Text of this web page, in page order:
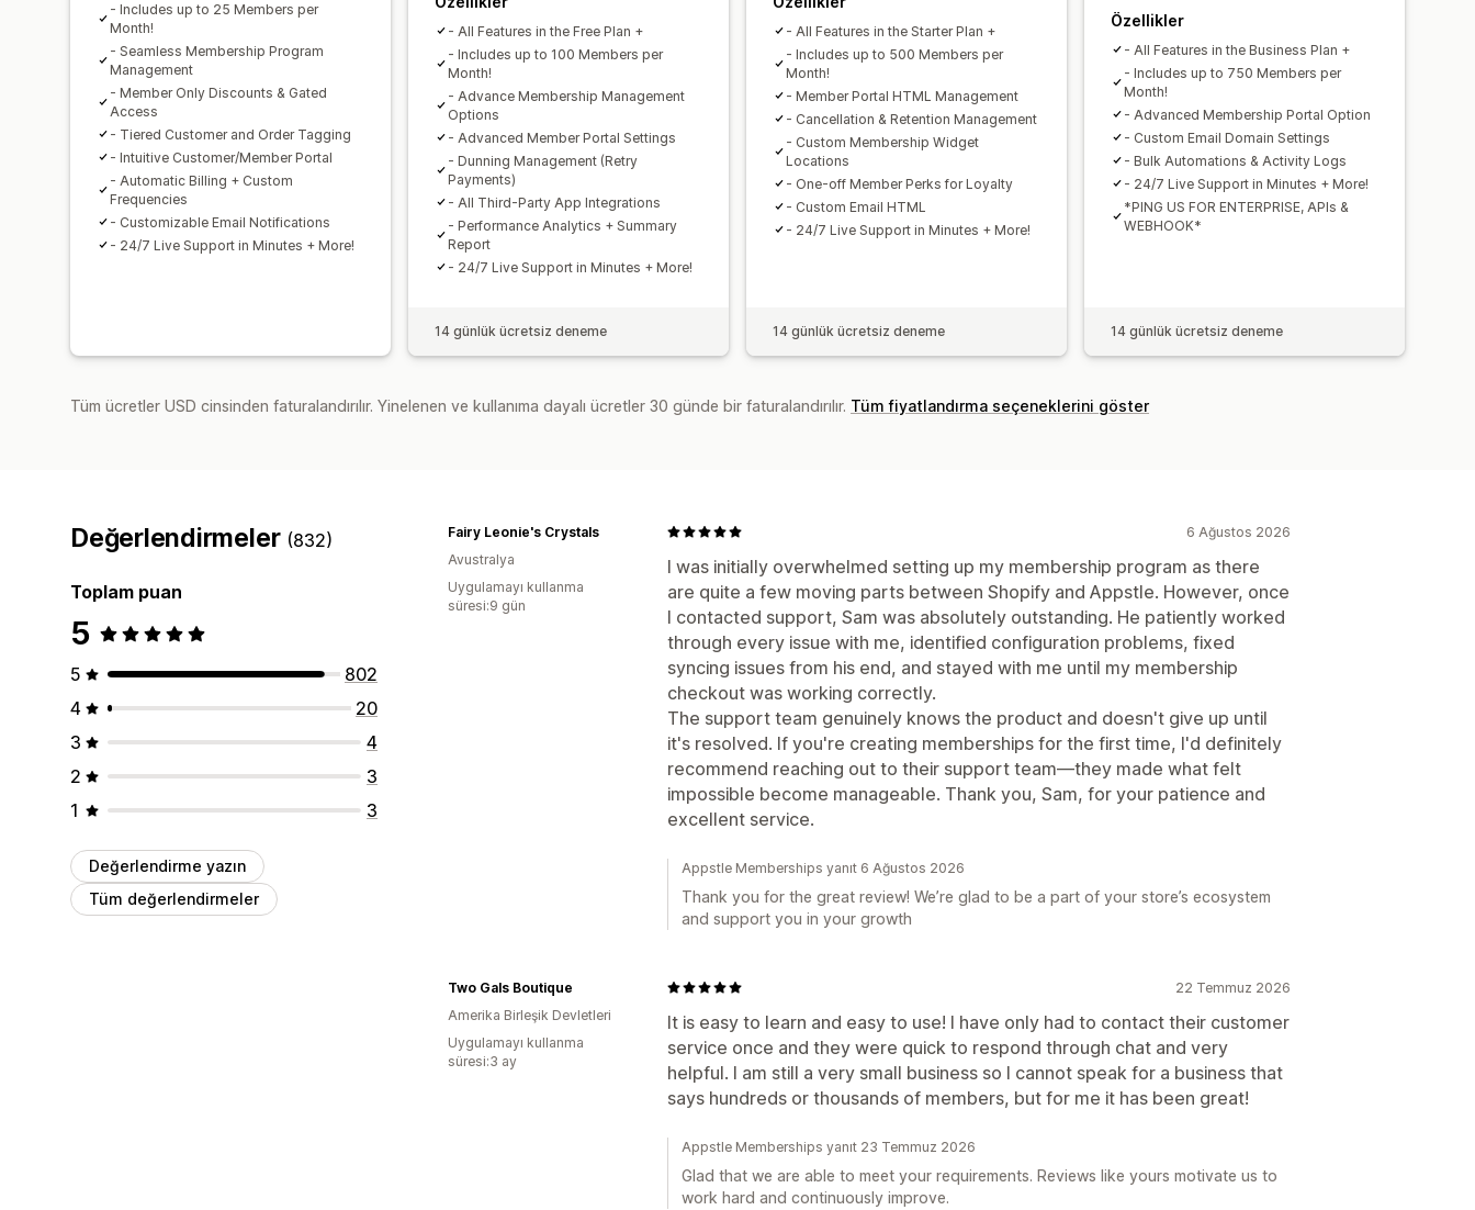
- Includes up to 25 Members per
Month!
- Seamless Membership Program
Management
- Member Only Discounts & Gated
Access
- Tiered Customer and Order Tagging
- Intuitive Customer/Member Portal
- Automatic Billing + Custom
Frequencies
- Customizable Email Notifications
- 24/7 Live Support in Minutes + More!
- All Features in the Free Plan +
- Includes up to 100 Members per
Month!
- Advance Membership Management
Options
- Advanced Member Portal Settings
- Dunning Management (Retry
Payments)
- All Third-Party App Integrations
- Performance Analytics + Summary
Report
- 24/7 Live Support in Minutes + More!
14 günlük ücretsiz deneme
- All Features in the Starter Plan +
- Includes up to 500 Members per
Month!
- Member Portal HTML Management
- Cancellation & Retention Management
- Custom Membership Widget
Locations
- One-off Member Perks for Loyalty
- Custom Email HTML
- 24/7 Live Support in Minutes + More!
14 günlük ücretsiz deneme
Özellikler
- All Features in the Business Plan +
- Includes up to 750 Members per
Month!
- Advanced Membership Portal Option
- Custom Email Domain Settings
- Bulk Automations & Activity Logs
- 24/7 Live Support in Minutes + More!
*PING US FOR ENTERPRISE, APIs &
WEBHOOK*
14 günlük ücretsiz deneme
Tüm ücretler USD cinsinden faturalandırılır. Yinelenen ve kullanıma dayalı ücretler 30 günde bir faturalandırılır. Tüm fiyatlandırma seçeneklerini göster
Değerlendirmeler (832)
Toplam puan
5
5
802
4
20
3
4
2
3
1
3
Değerlendirme yazın
Tüm değerlendirmeler
6 Ağustos 2026
I was initially overwhelmed setting up my membership program as there
are quite a few moving parts between Shopify and Appstle. However, once
I contacted support, Sam was absolutely outstanding. He patiently worked
through every issue with me, identified configuration problems, fixed
syncing issues from his end, and stayed with me until my membership
checkout was working correctly.
The support team genuinely knows the product and doesn't give up until
it's resolved. If you're creating memberships for the first time, I'd definitely
recommend reaching out to their support team—they made what felt
impossible become manageable. Thank you, Sam, for your patience and
excellent service.
Fairy Leonie's Crystals
Avustralya
Uygulamayı kullanma
süresi:9 gün
Appstle Memberships yanıt 6 Ağustos 2026
Thank you for the great review! We’re glad to be a part of your store’s ecosystem
and support you in your growth
22 Temmuz 2026
It is easy to learn and easy to use! I have only had to contact their customer
service once and they were quick to respond through chat and very
helpful. I am still a very small business so I cannot speak for a business that
says hundreds or thousands of members, but for me it has been great!
Two Gals Boutique
Amerika Birleşik Devletleri
Uygulamayı kullanma
süresi:3 ay
Appstle Memberships yanıt 23 Temmuz 2026
Glad that we are able to meet your requirements. Reviews like yours motivate us to
work hard and continuously improve.